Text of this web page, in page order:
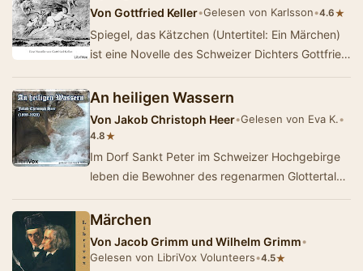
Von Gottfried Keller•Gelesen von Karlsson•4.6★
Spiegel, das Kätzchen (Untertitel: Ein Märchen)
ist eine Novelle des Schweizer Dichters Gottfried
An heiligen Wassern
Von Jakob Christoph Heer•Gelesen von Eva K.•
4.8★
Im Dorf Sankt Peter im Schweizer Hochgebirge
leben die Bewohner des regenarmen Glottertales
Märchen
Von Jacob Grimm und Wilhelm Grimm•
Gelesen von LibriVox Volunteers•4.5★